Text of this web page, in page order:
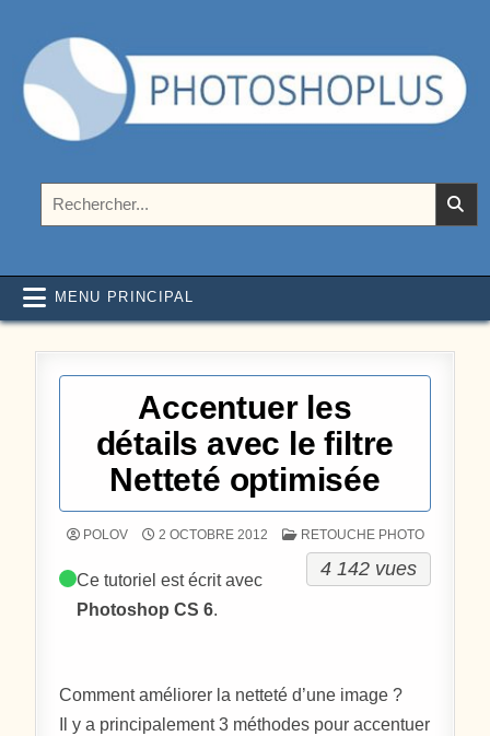
Photoshoplus
MENU PRINCIPAL
Accentuer les
détails avec le filtre
Netteté optimisée
POLOV 2 OCTOBRE 2012 POSTÉ DANS
RETOUCHE PHOTO
4 142 vues
Ce tutoriel est écrit avec
Photoshop CS 6.
Comment améliorer la netteté d’une image ?
Il y a principalement 3 méthodes pour accentuer